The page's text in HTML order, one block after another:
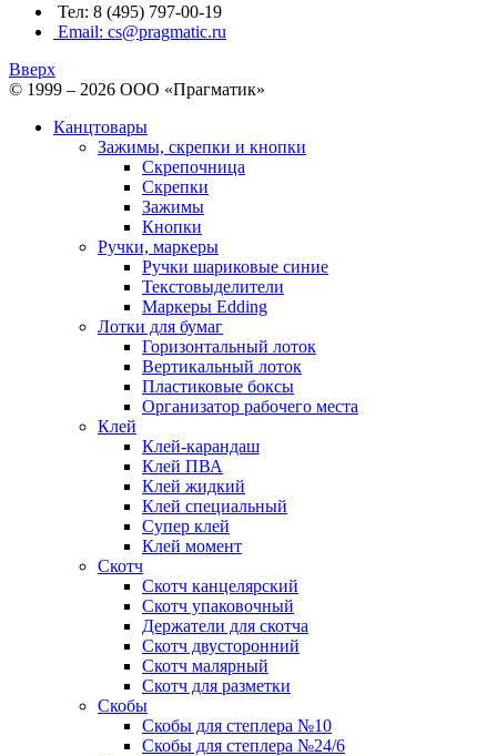
Тел: 8 (495) 797-00-19
Email: cs@pragmatic.ru
Вверх
© 1999 – 2026 ООО «Прагматик»
Канцтовары
Зажимы, скрепки и кнопки
Скрепочница
Скрепки
Зажимы
Кнопки
Ручки, маркеры
Ручки шариковые синие
Текстовыделители
Маркеры Edding
Лотки для бумаг
Горизонтальный лоток
Вертикальный лоток
Пластиковые боксы
Организатор рабочего места
Клей
Клей-карандаш
Клей ПВА
Клей жидкий
Клей специальный
Супер клей
Клей момент
Скотч
Скотч канцелярский
Скотч упаковочный
Держатели для скотча
Скотч двусторонний
Скотч малярный
Скотч для разметки
Скобы
Скобы для степлера №10
Скобы для степлера №24/6